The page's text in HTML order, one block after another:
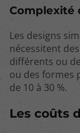
Complexité
Les designs
nécessitent
différents ou
ou des formes
de 10 à 30 %.
Les coûts